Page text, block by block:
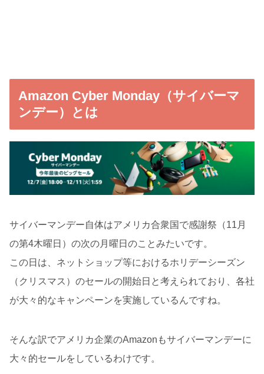
Amazon Cyber Monday（サイバーマ
ンデー）とは
サイバーマンデー自体はアメリカ合衆国で感謝祭（11月
の第4木曜日）の次の月曜日のことみたいです。
この日は、ネットショップ等におけるホリデーシーズン
（クリスマス）のセールの開始日と考えられており、各社
が大々的なキャンペーンを実施しているんですね。
そんな訳でアメリカ企業のAmazonもサイバーマンデーに
大々的セールをしているわけです。